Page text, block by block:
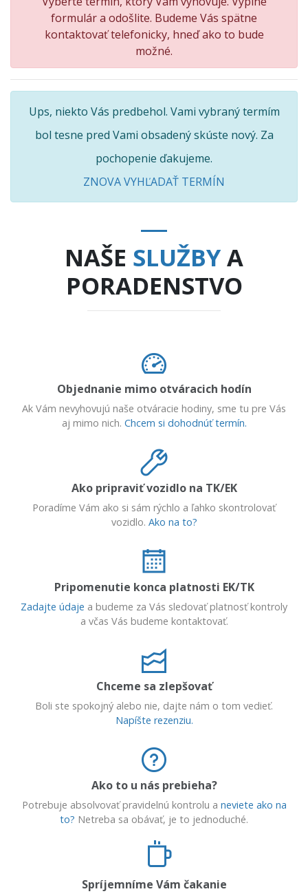
formulár a odošlite. Budeme Vás spätne
kontaktovať telefonicky, hneď ako to bude
možné.
Ups, niekto Vás predbehol. Vami vybraný termím
bol tesne pred Vami obsadený skúste nový. Za
pochopenie ďakujeme.
ZNOVA VYHĽADAŤ TERMÍN
NAŠE SLUŽBYA
PORADENSTVO
Objednanie mimo otváracich hodín
Ak Vám nevyhovujú naše otváracie hodiny, sme tu pre Vás
aj mimo nich. Chcem si dohodnúť termín.
Ako pripraviť vozidlo na TK/EK
Poradíme Vám ako si sám rýchlo a ľahko skontrolovať
vozidlo. Ako na to?
Pripomenutie konca platnosti EK/TK
Zadajte údaje a budeme za Vás sledovať platnosť kontroly
a včas Vás budeme kontaktovať.
Chceme sa zlepšovať
Boli ste spokojný alebo nie, dajte nám o tom vedieť.
Napíšte rezenziu.
Ako to u nás prebieha?
Potrebuje absolvovať pravidelnú kontrolu a neviete ako na
to? Netreba sa obávať, je to jednoduché.
Spríjemníme Vám čakanie